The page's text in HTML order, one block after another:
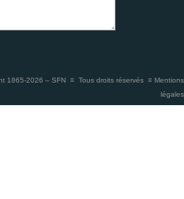
2026 – SFN ≡ Tous droits réservés ≡ Mentions
légales